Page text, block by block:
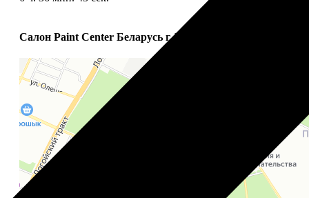
Салон Paint Center Беларусь г. Минск